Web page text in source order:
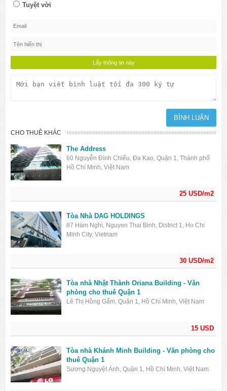
Tuyệt vời
CHO THUÊ KHÁC
25 USD/m2
The Address
60 Nguyễn Đình Chiểu, Đa Kao, Quận 1, Thành phố
Hồ Chí Minh, Việt Nam
30 USD/m2
Tòa Nhà DAG HOLDINGS
87 Hàm Nghi, Nguyen Thai Binh, District 1, Ho Chi
Minh City, Vietnam
15 USD
Tòa nhà Nhật Thành Oriana Building - Văn
phòng cho thuê Quận 1
Lê Thị Hồng Gấm, Quận 1, Hồ Chí Minh, Việt Nam
Tòa nhà Khánh Minh Building - Văn phòng cho
thuê Quận 1
Sương Nguyệt Ánh, Quận 1, Hồ Chí Minh, Việt Nam